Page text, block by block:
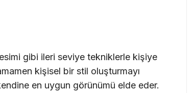
gibi ileri seviye tekniklerle kişiye
kişisel bir stil oluşturmayı
en uygun görünümü elde eder.